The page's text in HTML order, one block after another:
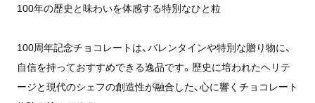
100年の歴史と味わいを体感する特別なひと粒
100周年記念チョコレートは、バレンタインや特別な贈り物に、
自信を持っておすすめできる逸品です。歴史に培われたヘリテ
ージと現代のシェフの創造性が融合した、心に響くチョコレート